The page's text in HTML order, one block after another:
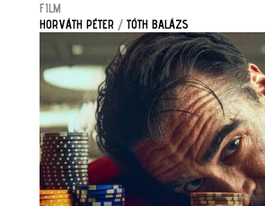
FILM
HORVÁTH PÉTER / TÓTH BALÁZS